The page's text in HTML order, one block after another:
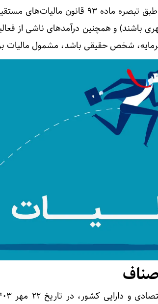
همچنین لازم به ذکر است که طبق تبصره
باشند) و همچنین درآمدهای ناشی از
شخص حقیقی باشد، مشمول مالیات